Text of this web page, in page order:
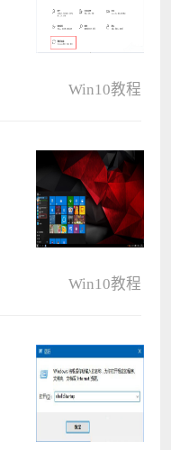
Win10教程
Win10教程